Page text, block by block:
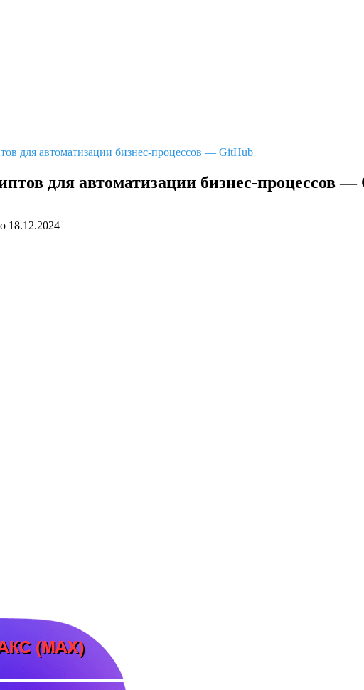
для автоматизации бизнес-процессов — GitHub
для автоматизации бизнес-процессов
18.12.2024